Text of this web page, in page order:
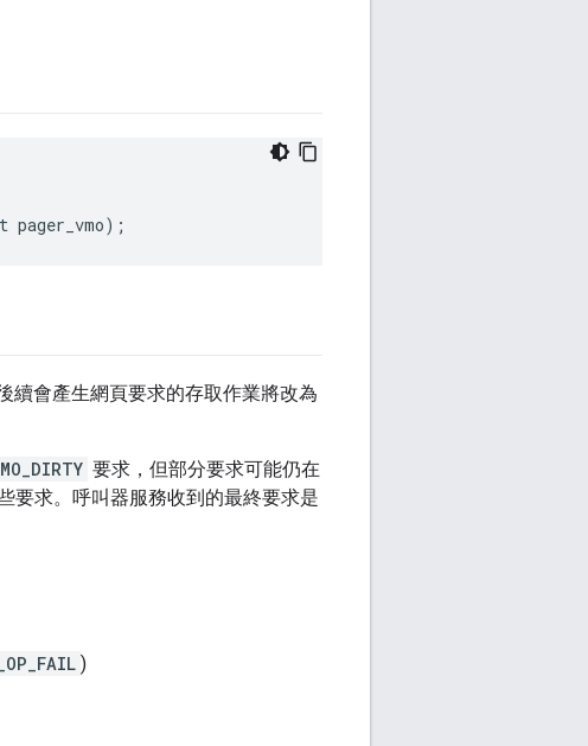
pager_vmo);
續會產生網頁要求的存取作業將改為
要求，但部分要求可能仍在
要求。呼叫器服務收到的最終要求是
)